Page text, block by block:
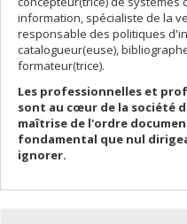
information, spécialiste de la
responsable des politiques
catalogueur(euse),
formateur(trice).
Les professionnelles et
sont au cœur de la société
maîtrise de l'ordre
fondamental que nul
ignorer.